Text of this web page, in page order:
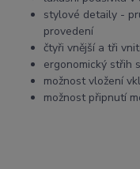
stylové detaily -
provedení
čtyři vnější a tři
ergonomický střih
možnost vložení
možnost připnutí